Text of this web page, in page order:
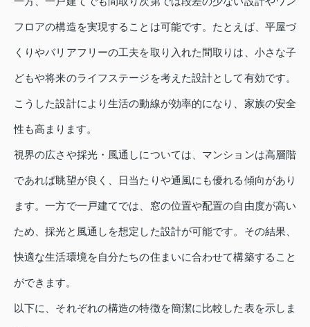
フロアの構造を実現することは可能です。たとえば、平屋づ
くりやバリアフリーの工夫を取り入れた間取りは、小さな子
どもや将来のライフステージを考えた設計として有効です。
こうした設計により生活の動線が効率的になり、家族の安全
性も高まります。
視界の広さや採光・風通しについては、マンションは高層階
であれば眺望が良く、日当たりや通風にも優れる傾向があり
ます。一方で一戸建てでは、窓の位置や配置の自由度が高い
ため、採光と風通しを想定した設計が可能です。その結果、
快適な生活環境を自分たちの住まいに合わせて構築すること
ができます。
以下に、それぞれの構造の特徴を簡潔に比較した表を示しま